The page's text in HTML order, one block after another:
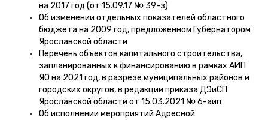
на 2017 год (от 15.09.17 № 39-з)
Об изменении отдельных показателей областного
бюджета на 2009 год, предложенном Губернатором
Ярославской области
Перечень объектов капитального строительства,
запланированных к финансированию в рамках АИП
ЯО на 2021 год, в разрезе муниципальных районов и
городских округов, в редакции приказа ДЭиСП
Ярославской области от 15.03.2021 № 6-аип
Об исполнении мероприятий Адресной